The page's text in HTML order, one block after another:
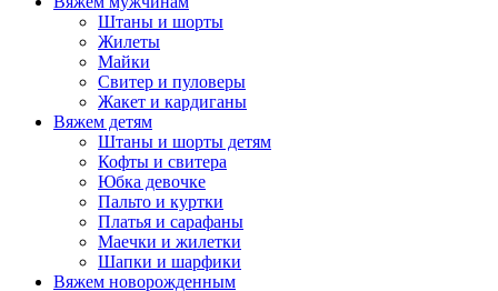
Штаны и шорты
Жилеты
Майки
Свитер и пуловеры
Жакет и кардиганы
Вяжем детям
Штаны и шорты детям
Кофты и свитера
Юбка девочке
Пальто и куртки
Платья и сарафаны
Маечки и жилетки
Шапки и шарфики
Вяжем новорожденным